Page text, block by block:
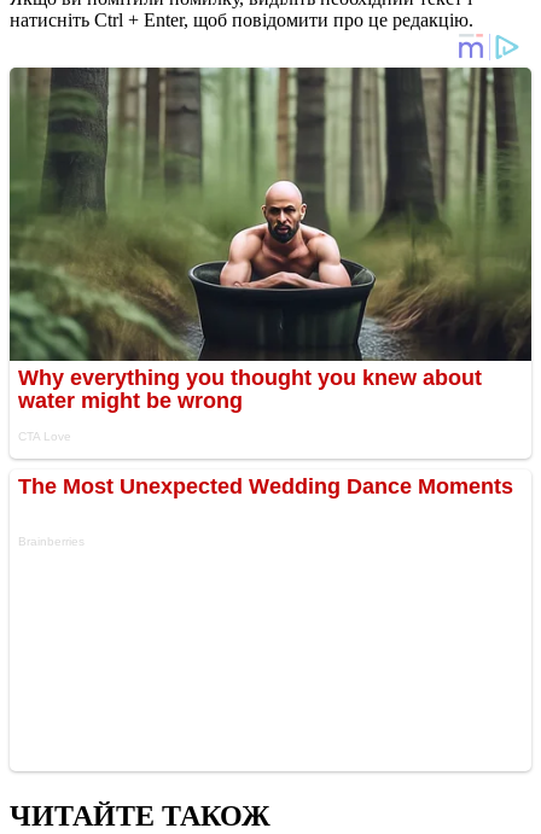
натисніть Ctrl + Enter, щоб повідомити про це редакцію.
ЧИТАЙТЕ ТАКОЖ